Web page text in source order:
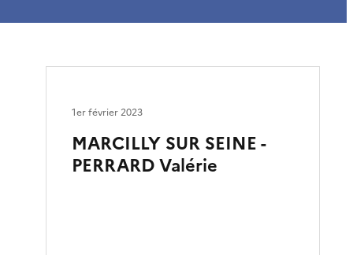
MARCILLY SUR SEINE -
PERRARD Valérie
1er février 2023